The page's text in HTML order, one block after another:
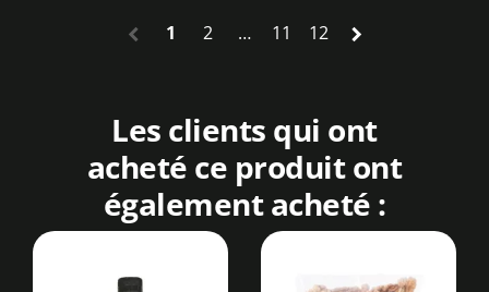
chevron_left 1 2 … 11 12 chevron_right
Les clients qui ont
acheté ce produit ont
également acheté :